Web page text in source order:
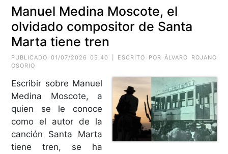
Manuel Medina Moscote, el
olvidado compositor de Santa
Marta tiene tren
PUBLICADO 01/07/2026 05:40 | ESCRITO POR ÁLVARO ROJANO
OSORIO
Escribir sobre Manuel
Medina Moscote, a
quien se le conoce
como el autor de la
canción Santa Marta
tiene tren, se ha